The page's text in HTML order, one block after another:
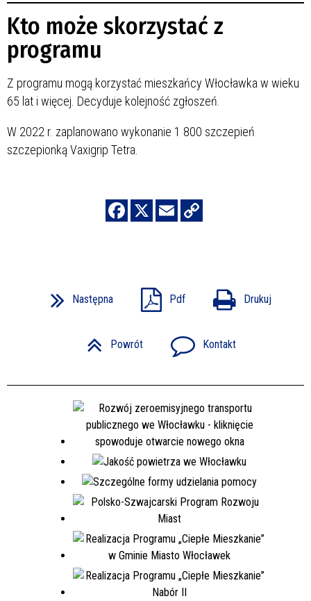
Kto może skorzystać z
programu
Z programu mogą korzystać mieszkańcy Włocławka w wieku
65 lat i więcej. Decyduje kolejność zgłoszeń.
W 2022 r. zaplanowano wykonanie 1 800 szczepień
szczepionką Vaxigrip Tetra.
Następna Pdf Drukuj
Powrót Kontakt